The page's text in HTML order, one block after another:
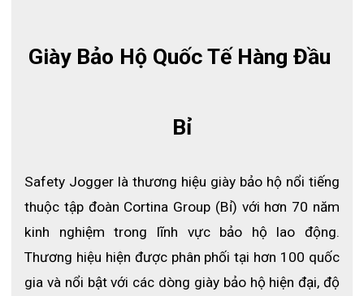
Kính bảo hộ A700 trong suốt
● Loại kính: Kính bảo hộ thể thao
● Khung: Polycarbonate
● Tròng kính: Polycarbonate màu trong suốt
● Bộ lọc quang học: 2-1.2
Giày Bảo Hộ Quốc Tế Hàng Đầu
Bỉ
Safety Jogger là thương hiệu giày bảo hộ nổi tiếng
thuộc tập đoàn Cortina Group (Bỉ) với hơn 70 năm
kinh nghiệm trong lĩnh vực bảo hộ lao động.
Thương hiệu hiện được phân phối tại hơn 100 quốc
gia và nổi bật với các dòng giày bảo hộ hiện đại, độ